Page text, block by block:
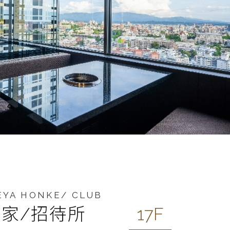
HONKE/ CLUB
/招待所 17F